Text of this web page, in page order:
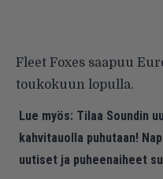
Fleet Foxes saapuu
toukokuun lopulla.
Lue myös: Tilaa Soundin
kahvitauolla puhutaan!
uutiset ja puheenaiheet